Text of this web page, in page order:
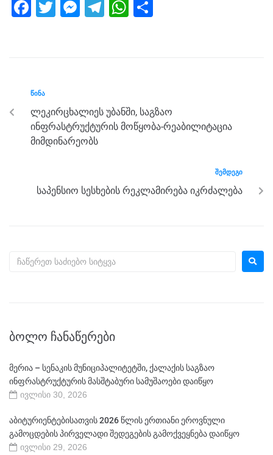
F
b
o
o
k
T
M
g
er
T
m
W
p
p
ᲬᲘᲜᲐ
ლეკირცხალიეს უბანში, საგზაო
ინფრასტრუქტურის მოწყობა-რეაბილიტაცია
მიმდინარეობს
ᲨᲔᲛᲓᲔᲒᲘ
საპენსიო სესხების რეკლამირება იკრძალება
ᲑᲝᲚᲝ ᲩᲐᲜᲐᲬᲔᲠᲔᲑᲘ
მერია – სენაკის მუნიციპალიტეტში, ქალაქის საგზაო
ინფრასტრუქტურის მასშტაბური სამუშაოები დაიწყო
ივლისი 30, 2026
აბიტურიენტებისათვის 2026 წლის ერთიანი ეროვნული
გამოცდების პირველადი შედეგების გამოქვეყნება დაიწყო
ივლისი 29, 2026